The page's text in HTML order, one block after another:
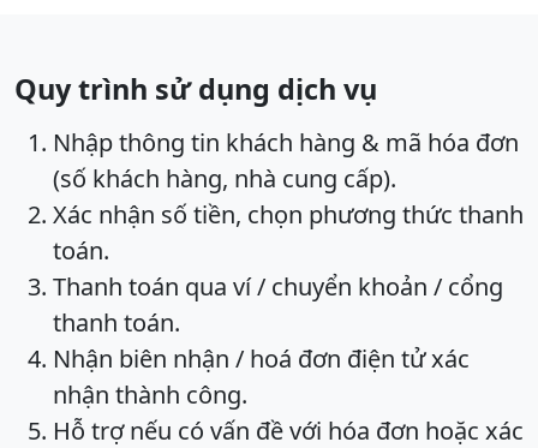
Quy trình sử dụng dịch vụ
Nhập thông tin khách hàng & mã hóa đơn
(số khách hàng, nhà cung cấp).
Xác nhận số tiền, chọn phương thức thanh
toán.
Thanh toán qua ví / chuyển khoản / cổng
thanh toán.
Nhận biên nhận / hoá đơn điện tử xác
nhận thành công.
Hỗ trợ nếu có vấn đề với hóa đơn hoặc xác